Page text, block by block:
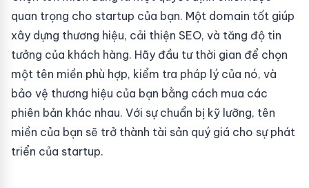
quan trọng cho startup của bạn. Một domain tốt giúp
xây dựng thương hiệu, cải thiện SEO, và tăng độ tin
tưởng của khách hàng. Hãy đầu tư thời gian để chọn
một tên miền phù hợp, kiểm tra pháp lý của nó, và
bảo vệ thương hiệu của bạn bằng cách mua các
phiên bản khác nhau. Với sự chuẩn bị kỹ lưỡng, tên
miền của bạn sẽ trở thành tài sản quý giá cho sự phát
triển của startup.